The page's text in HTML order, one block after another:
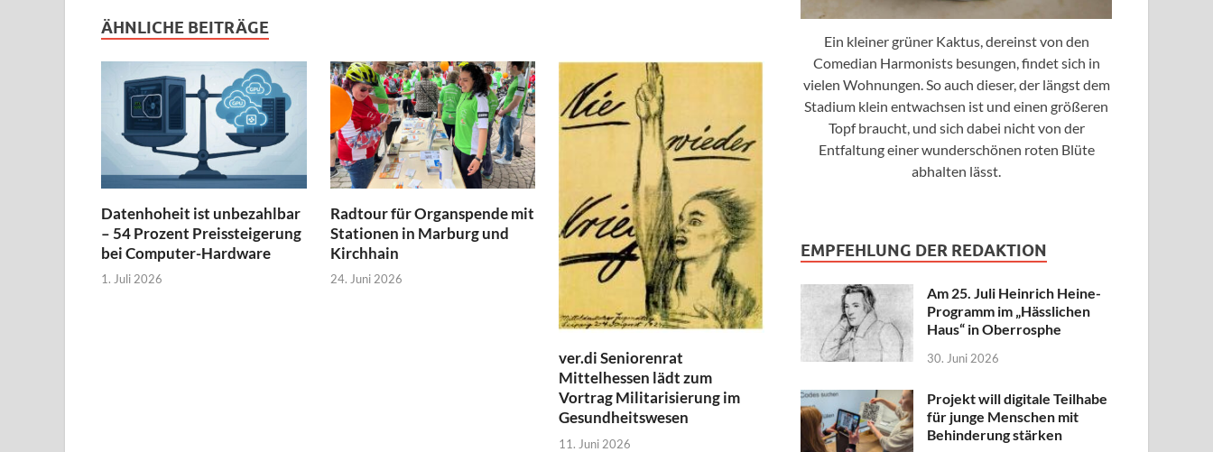
ÄHNLICHE BEITRÄGE
Datenhoheit ist unbezahlbar
– 54 Prozent Preissteigerung
bei Computer-Hardware
1. Juli 2026
Radtour für Organspende mit
Stationen in Marburg und
Kirchhain
24. Juni 2026
ver.di Seniorenrat
Mittelhessen lädt zum
Vortrag Militarisierung im
Gesundheitswesen
11. Juni 2026
Ein kleiner grüner Kaktus, dereinst von den
Comedian Harmonists besungen, findet sich in
vielen Wohnungen. So auch dieser, der längst dem
Stadium klein entwachsen ist und einen größeren
Topf braucht, und sich dabei nicht von der
Entfaltung einer wunderschönen roten Blüte
abhalten lässt.
EMPFEHLUNG DER REDAKTION
Am 25. Juli Heinrich Heine-
Programm im „Hässlichen
Haus“ in Oberrosphe
30. Juni 2026
Projekt will digitale Teilhabe
für junge Menschen mit
Behinderung stärken